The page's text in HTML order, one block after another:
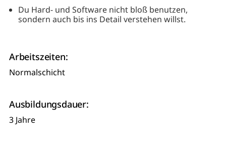
Du Hard- und Software nicht bloß benutzen,
sondern auch bis ins Detail verstehen willst.
Arbeitszeiten:
Normalschicht
Ausbildungsdauer:
3 Jahre